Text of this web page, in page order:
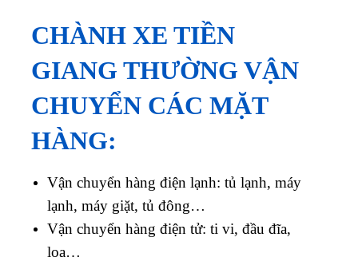
CHÀNH XE TIỀN
GIANG THƯỜNG VẬN
CHUYỂN CÁC MẶT
HÀNG:
Vận chuyển hàng điện lạnh: tủ lạnh, máy
lạnh, máy giặt, tủ đông…
Vận chuyển hàng điện tử: ti vi, đầu đĩa,
loa…